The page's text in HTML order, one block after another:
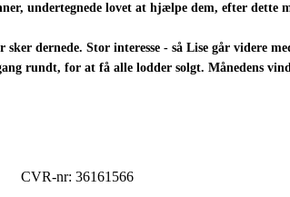
undertegnede lovet at hjælpe dem, efter dette
dernede. Stor interesse - så Lise går videre
rundt, for at få alle lodder solgt. Månedens
CVR-nr: 36161566